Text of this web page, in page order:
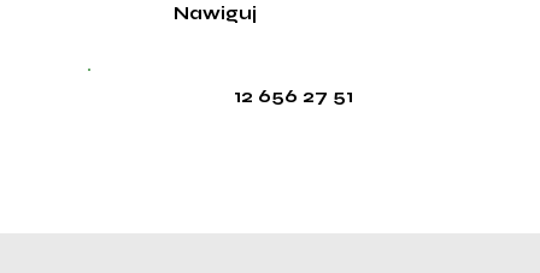
12 656 27 51
Nawiguj